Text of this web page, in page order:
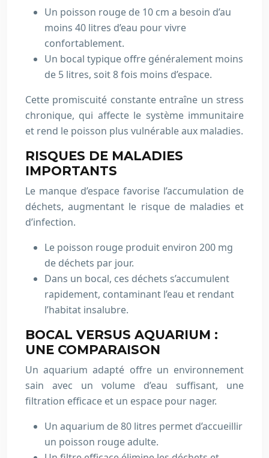
Un poisson rouge de 10 cm a besoin d’au
moins 40 litres d’eau pour vivre
confortablement.
Un bocal typique offre généralement moins
de 5 litres, soit 8 fois moins d’espace.
Cette promiscuité constante entraîne un stress
chronique, qui affecte le système immunitaire
et rend le poisson plus vulnérable aux maladies.
RISQUES DE MALADIES
IMPORTANTS
Le manque d’espace favorise l’accumulation de
déchets, augmentant le risque de maladies et
d’infection.
Le poisson rouge produit environ 200 mg
de déchets par jour.
Dans un bocal, ces déchets s’accumulent
rapidement, contaminant l’eau et rendant
l’habitat insalubre.
BOCAL VERSUS AQUARIUM :
UNE COMPARAISON
Un aquarium adapté offre un environnement
sain avec un volume d’eau suffisant, une
filtration efficace et un espace pour nager.
Un aquarium de 80 litres permet d’accueillir
un poisson rouge adulte.